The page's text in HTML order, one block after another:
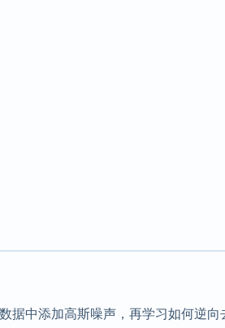
据中添加高斯噪声，再学习如何逆